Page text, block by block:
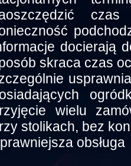
docierają
skraca czas
wielu
stolikach, bez
obsługa